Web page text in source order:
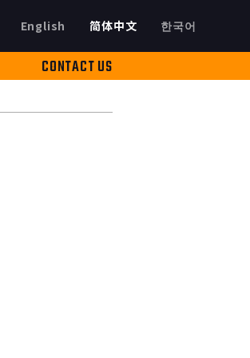
한국어
English 简体中文
CONTACT US